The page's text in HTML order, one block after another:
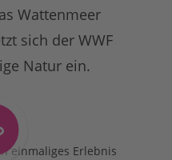
Wattenmeer
sich der WWF
Natur ein.
einmaliges Erlebnis